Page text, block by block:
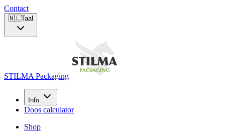
Contact
🇳🇱Taal
STILMA Packaging
Info
Doos calculator
Shop